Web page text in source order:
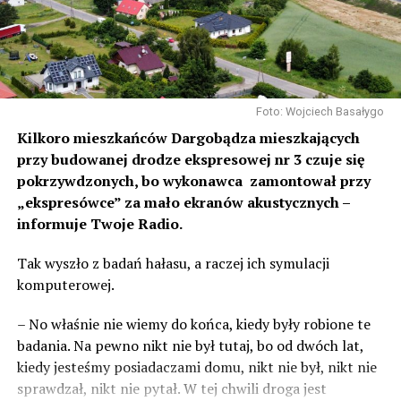
Foto: Wojciech Basałygo
Kilkoro mieszkańców Dargobądza mieszkających
przy budowanej drodze ekspresowej nr 3 czuje się
pokrzywdzonych, bo wykonawca zamontował przy
„ekspresówce” za mało ekranów akustycznych –
informuje Twoje Radio.
Tak wyszło z badań hałasu, a raczej ich symulacji
komputerowej.
– No właśnie nie wiemy do końca, kiedy były robione te
badania. Na pewno nikt nie był tutaj, bo od dwóch lat,
kiedy jesteśmy posiadaczami domu, nikt nie był, nikt nie
sprawdzał, nikt nie pytał. W tej chwili droga jest